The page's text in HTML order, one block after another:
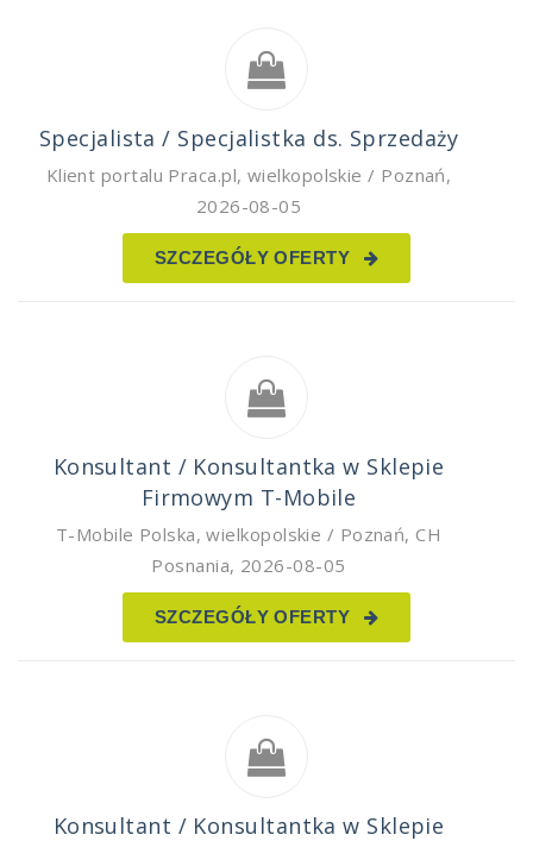
Specjalista / Specjalistka ds. Sprzedaży
Klient portalu Praca.pl, wielkopolskie / Poznań,
2026-08-05
SZCZEGÓŁY OFERTY
Konsultant / Konsultantka w Sklepie
Firmowym T-Mobile
T-Mobile Polska,wielkopolskie / Poznań, CH
Posnania, 2026-08-05
SZCZEGÓŁY OFERTY
Konsultant / Konsultantka w Sklepie